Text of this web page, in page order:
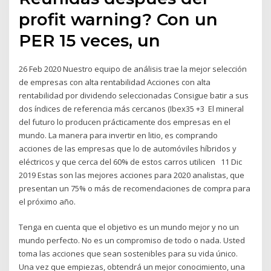
profit warning? Con un
PER 15 veces, un
26 Feb 2020 Nuestro equipo de análisis trae la mejor selección
de empresas con alta rentabilidad Acciones con alta
rentabilidad por dividendo seleccionadas Consigue batir a sus
dos índices de referencia más cercanos (Ibex35 +3 El mineral
del futuro lo producen prácticamente dos empresas en el
mundo. La manera para invertir en litio, es comprando
acciones de las empresas que lo de automóviles híbridos y
eléctricos y que cerca del 60% de estos carros utilicen 11 Dic
2019 Estas son las mejores acciones para 2020 analistas, que
presentan un 75% o más de recomendaciones de compra para
el próximo año.
Tenga en cuenta que el objetivo es un mundo mejor y no un
mundo perfecto. No es un compromiso de todo o nada. Usted
toma las acciones que sean sostenibles para su vida único.
Una vez que empiezas, obtendrá un mejor conocimiento, una